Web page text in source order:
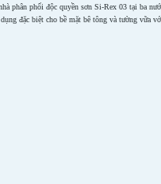
phân phối độc quyền sơn Si-Rex 03 tại ba
đặc biệt cho bề mặt bê tông và tường vữa